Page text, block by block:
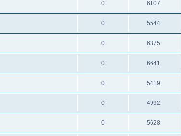
0 6107
0 5544
0 6375
0 6641
0 5419
0 4992
0 5628